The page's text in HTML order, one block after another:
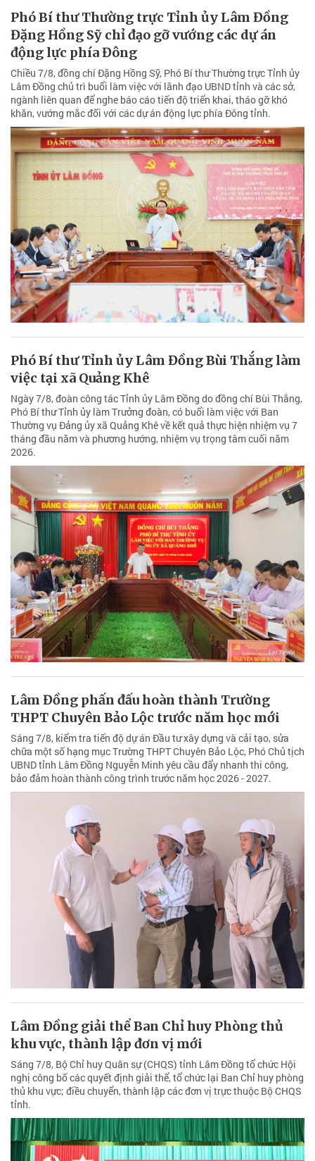
Phó Bí thư Thường trực Tỉnh ủy Lâm Đồng
Đặng Hồng Sỹ chỉ đạo gỡ vướng các dự án
động lực phía Đông
Chiều 7/8, đồng chí Đặng Hồng Sỹ, Phó Bí thư Thường trực Tỉnh ủy
Lâm Đồng chủ trì buổi làm việc với lãnh đạo UBND tỉnh và các sở,
ngành liên quan để nghe báo cáo tiến độ triển khai, tháo gỡ khó
khăn, vướng mắc đối với các dự án động lực phía Đông tỉnh.
Phó Bí thư Tỉnh ủy Lâm Đồng Bùi Thắng làm
việc tại xã Quảng Khê
Ngày 7/8, đoàn công tác Tỉnh ủy Lâm Đồng do đồng chí Bùi Thắng,
Phó Bí thư Tỉnh ủy làm Trưởng đoàn, có buổi làm việc với Ban
Thường vụ Đảng ủy xã Quảng Khê về kết quả thực hiện nhiệm vụ 7
tháng đầu năm và phương hướng, nhiệm vụ trọng tâm cuối năm
2026.
Lâm Đồng phấn đấu hoàn thành Trường
THPT Chuyên Bảo Lộc trước năm học mới
Sáng 7/8, kiểm tra tiến độ dự án Đầu tư xây dựng và cải tạo, sửa
chữa một số hạng mục Trường THPT Chuyên Bảo Lộc, Phó Chủ tịch
UBND tỉnh Lâm Đồng Nguyễn Minh yêu cầu đẩy nhanh thi công,
bảo đảm hoàn thành công trình trước năm học 2026 - 2027.
Lâm Đồng giải thể Ban Chỉ huy Phòng thủ
khu vực, thành lập đơn vị mới
Sáng 7/8, Bộ Chỉ huy Quân sự (CHQS) tỉnh Lâm Đồng tổ chức Hội
nghị công bố các quyết định giải thể, tổ chức lại Ban Chỉ huy phòng
thủ khu vực; điều chuyển, thành lập các đơn vị trực thuộc Bộ CHQS
tỉnh.